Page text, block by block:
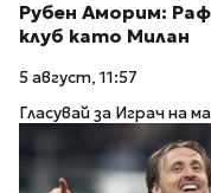
Рубен Аморим:
клуб като Милан
5 август, 11:57
Гласувай за Играч на